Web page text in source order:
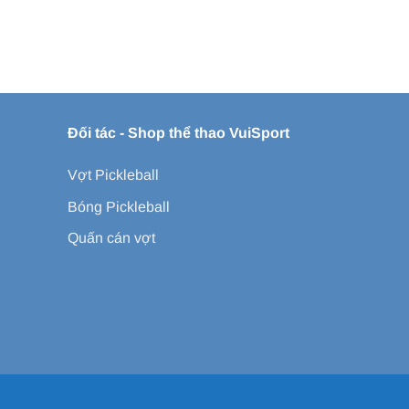
Đối tác - Shop thể thao VuiSport
Vợt Pickleball
Bóng Pickleball
Quấn cán vợt